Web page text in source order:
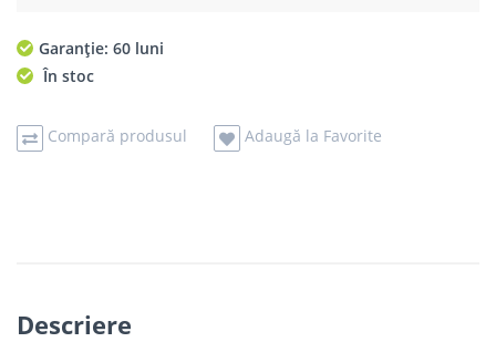
Garanție: 60 luni
În stoc
Compară produsul Adaugă la Favorite
Descriere